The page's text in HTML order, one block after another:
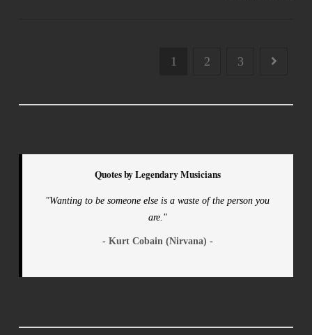
1 2 3
Quotes by Legendary Musicians
"Wanting to be someone else is a waste of the person you
are."
- Kurt Cobain (Nirvana) -